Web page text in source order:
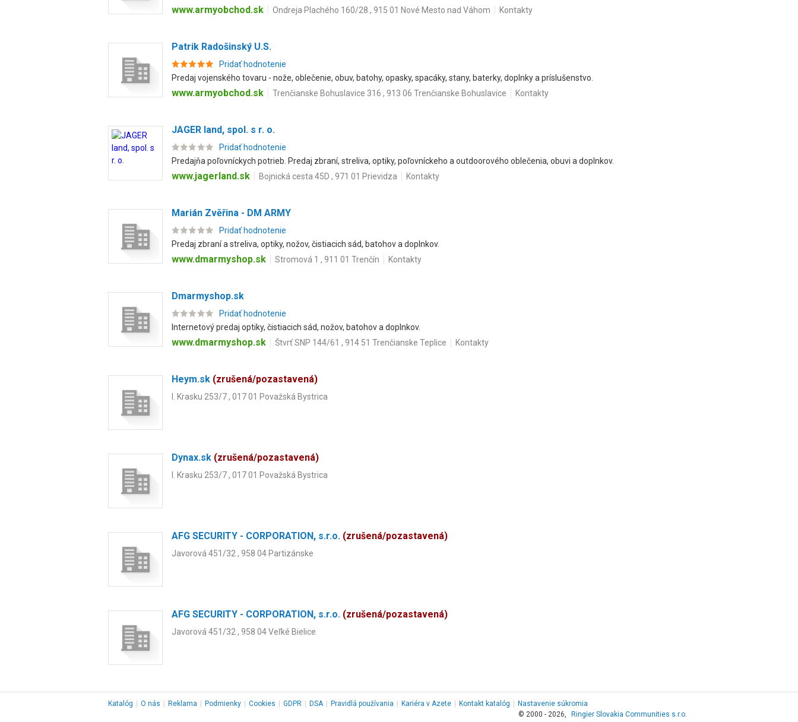
www.armyobchod.sk Ondreja Plachého 160/28 , 915 01 Nové Mesto nad Váhom Kontakty
Patrik Radošinský U.S.
Pridať hodnotenie
Predaj vojenského tovaru - nože, oblečenie, obuv, batohy, opasky, spacáky, stany, baterky, doplnky a príslušenstvo.
www.armyobchod.sk Trenčianske Bohuslavice 316 , 913 06 Trenčianske Bohuslavice Kontakty
JAGER land, spol. s r. o.
Pridať hodnotenie
Predajňa poľovníckych potrieb. Predaj zbraní, streliva, optiky, poľovníckeho a outdoorového oblečenia, obuvi a doplnkov.
www.jagerland.sk Bojnická cesta 45D , 971 01 Prievidza Kontakty
Marián Zvěřina - DM ARMY
Pridať hodnotenie
Predaj zbraní a streliva, optiky, nožov, čistiacich sád, batohov a doplnkov.
www.dmarmyshop.sk Stromová 1 , 911 01 Trenčín Kontakty
Dmarmyshop.sk
Pridať hodnotenie
Internetový predaj optiky, čistiacich sád, nožov, batohov a doplnkov.
www.dmarmyshop.sk Štvrť SNP 144/61 , 914 51 Trenčianske Teplice Kontakty
Heym.sk (zrušená/pozastavená)
I. Krasku 253/7 , 017 01 Považská Bystrica
Dynax.sk (zrušená/pozastavená)
I. Krasku 253/7 , 017 01 Považská Bystrica
AFG SECURITY - CORPORATION, s.r.o. (zrušená/pozastavená)
Javorová 451/32 , 958 04 Partizánske
AFG SECURITY - CORPORATION, s.r.o. (zrušená/pozastavená)
Javorová 451/32 , 958 04 Veľké Bielice
Katalóg O nás Reklama Podmienky Cookies GDPR DSA Pravidlá používania Kariéra v Azete Kontakt katalóg
Nastavenie súkromia
© 2000 - 2026,
Ringier Slovakia Communities s.r.o.